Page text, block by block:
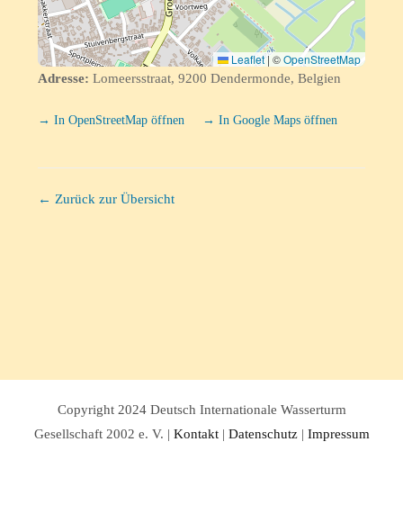
Leaflet | ©OpenStreetMap
Adresse: Lomeersstraat, 9200 Dendermonde, Belgien
→ In OpenStreetMap öffnen → In Google Maps öffnen
← Zurück zur Übersicht
Copyright 2024 Deutsch Internationale Wasserturm
Gesellschaft 2002 e. V. | Kontakt| Datenschutz| Impressum